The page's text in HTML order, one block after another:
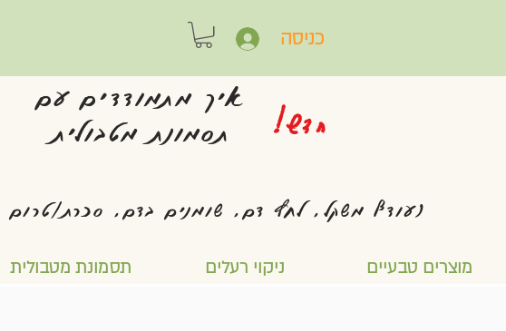
כניסה
איך מתמודדים עם
תסמונת מטבולית
חדש!
(עודף משקל, לחץ דם, שומנים בדם, סכרת/טרום
מוצרים טבעיים ניקוי רעלים תסמונת מטבולית